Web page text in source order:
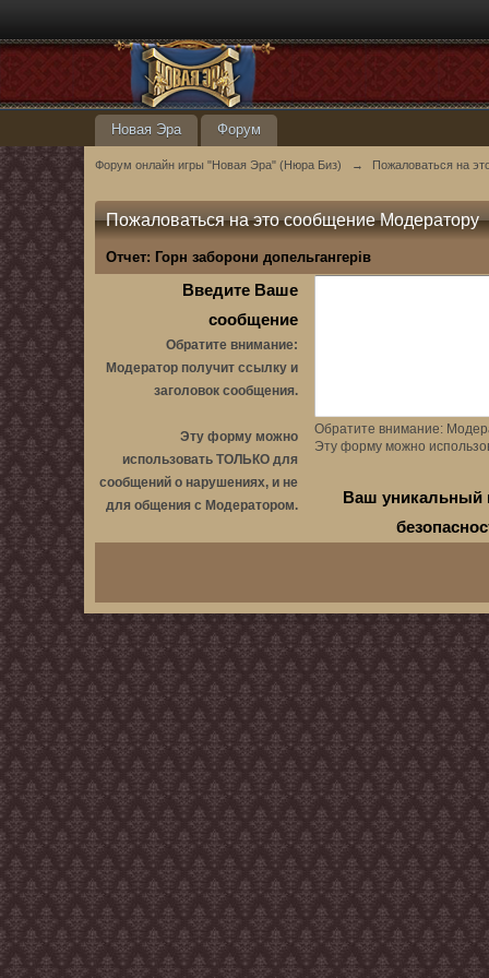
Новая Эра Форум
Форум онлайн игры "Новая Эра" (Нюра Биз) → Пожаловаться на
Пожаловаться на это сообщение Модератору
Отчет: Горн заборони допельгангерів
Введите Ваше
сообщение
Обратите внимание:
Модератор получит ссылку и
заголовок сообщения.
Эту форму можно
использовать ТОЛЬКО для
сообщений о нарушениях, и не
для общения с Модератором.
Обратите внимание:
Эту форму можно
Ваш уникальный